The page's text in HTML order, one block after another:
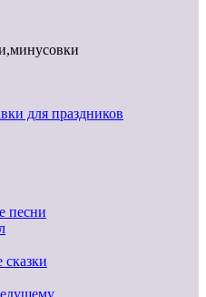
для праздников
песни